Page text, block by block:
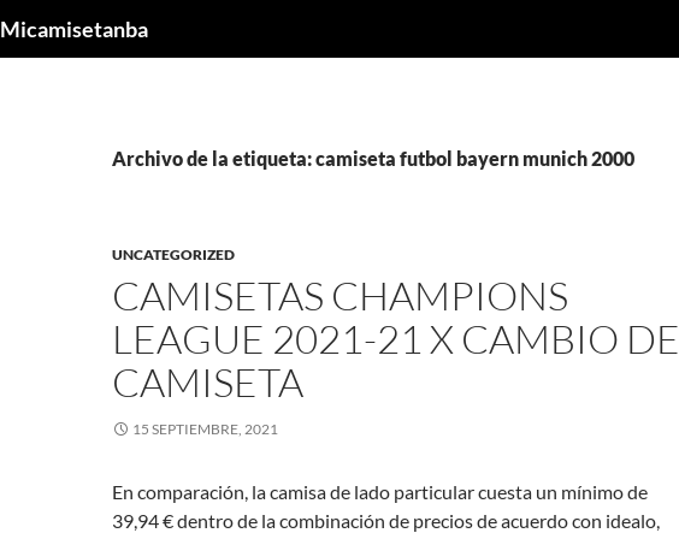
Micamisetanba
Archivo de la etiqueta: camiseta futbol bayern munich 2000
UNCATEGORIZED
CAMISETAS CHAMPIONS
LEAGUE 2021-21 X CAMBIO DE
CAMISETA
15 SEPTIEMBRE, 2021
En comparación, la camisa de lado particular cuesta un mínimo de
39,94 € dentro de la combinación de precios de acuerdo con idealo,